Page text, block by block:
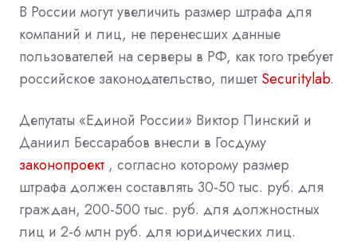
В России могут увеличить размер штрафа для
компаний и лиц, не перенесших данные
пользователей на серверы в РФ, как того требует
российское законодательство, пишет Securitylab.
Депутаты «Единой России» Виктор Пинский и
Даниил Бессарабов внесли в Госдуму
законопроект , согласно которому размер
штрафа должен составлять 30-50 тыс. руб. для
граждан, 200-500 тыс. руб. для должностных
лиц и 2-6 млн руб. для юридических лиц.